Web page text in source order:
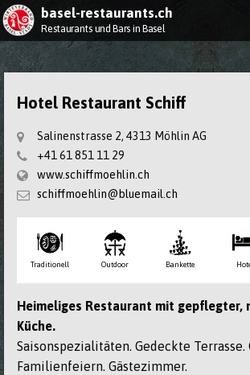
basel-restaurants.ch
Restaurants und Bars in Basel
Hotel Restaurant Schiff
Salinenstrasse 2, 4313 Möhlin AG
+41 61 851 11 29
www.schiffmoehlin.ch
schiffmoehlin@bluemail.ch
Traditionell Outdoor Bankette
Heimeliges Restaurant mit gepflegter,
Küche.
Saisonspezialitäten. Gedeckte
Familienfeiern. Gästezimmer.